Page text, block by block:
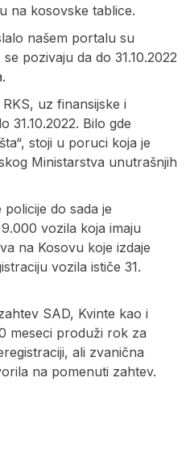
na kosovske tablice.
našem portalu su
pozivaju da do 31.10.2022
uz finansijske i
31.10.2022. Bilo gde
stoji u poruci koja je
Ministarstva unutrašnjih
do sada je
vozila koja imaju
na Kosovu koje izdaje
vozila ističe 31.
SAD, Kvinte kao i
meseci produži rok za
ali zvanična
na pomenuti zahtev.